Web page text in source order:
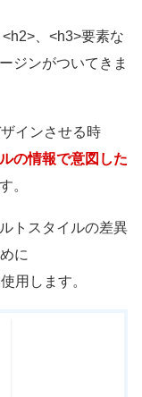
、<h3>要素な
ジンがついてきま
インさせる時
の情報で意図した
。
トスタイルの差異
に
用します。